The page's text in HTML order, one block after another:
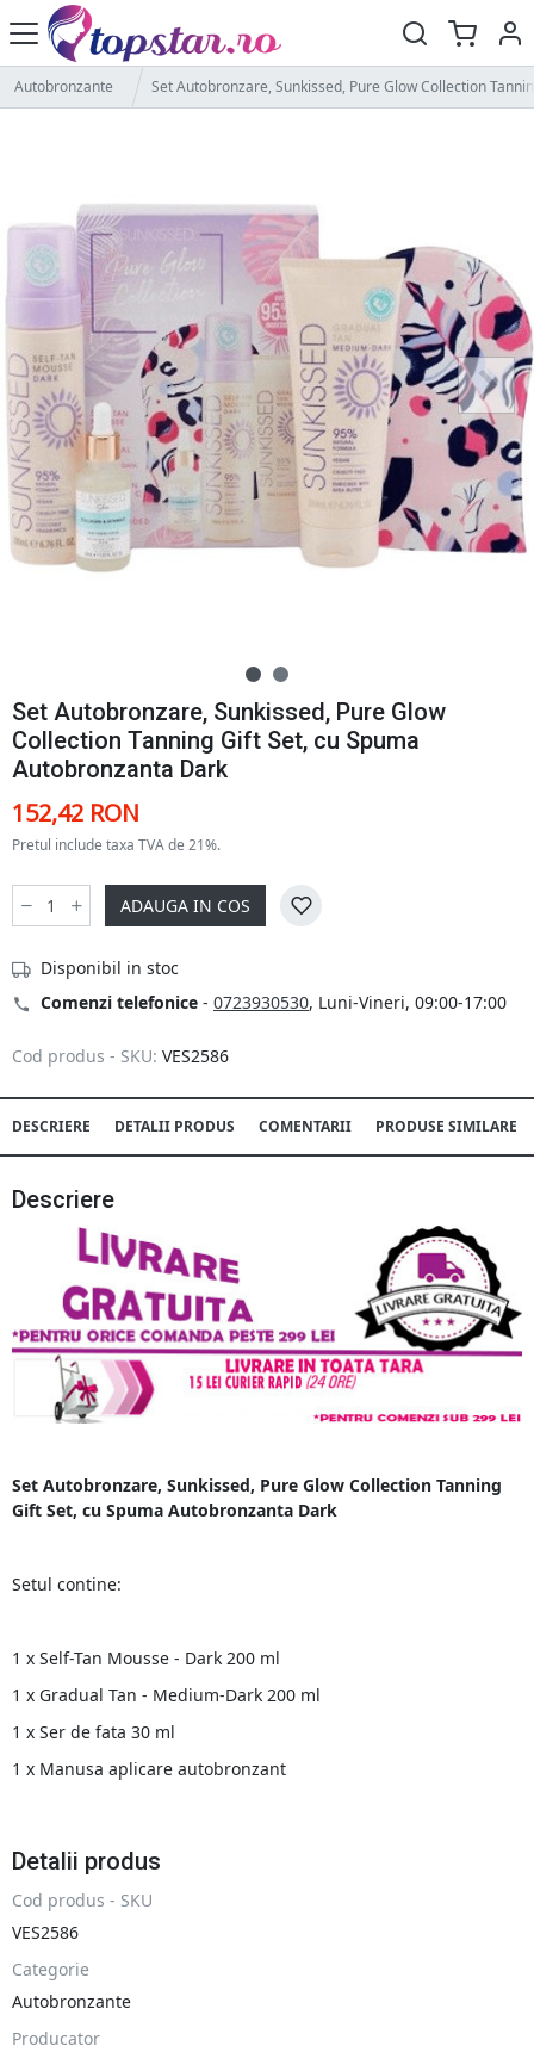
Autobronzante Set Autobronzare, Sunkissed, Pure Glow Collection
Set Autobronzare, Sunkissed, Pure Glow
Collection Tanning Gift Set, cu Spuma
Autobronzanta Dark
152,42 RON
Pretul include taxa TVA de 21%.
ADAUGA IN COS
Disponibil in stoc
Comenzi telefonice - 0723930530, Luni-Vineri, 09:00-17:00
Cod produs - SKU: VES2586
DESCRIERE DETALII PRODUS COMENTARII PRODUSE SIMILARE
Descriere
Set Autobronzare, Sunkissed, Pure Glow Collection Tanning
Gift Set, cu Spuma Autobronzanta Dark
Setul contine:
1 x Self-Tan Mousse - Dark 200 ml
1 x Gradual Tan - Medium-Dark 200 ml
1 x Ser de fata 30 ml
1 x Manusa aplicare autobronzant
Detalii produs
Cod produs - SKU
VES2586
Categorie
Autobronzante
Producator